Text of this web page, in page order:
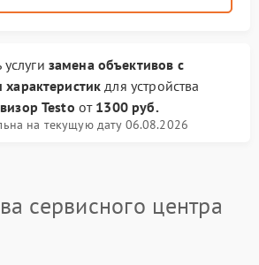
замена объективов с
для устройства
Testo от 1300 руб.
на текущую дату 06.08.2026
сервисного центра